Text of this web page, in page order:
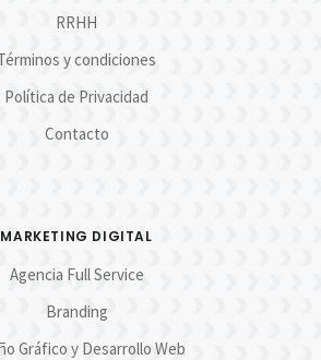
RRHH
y condiciones
Política de Privacidad
Contacto
MARKETING DIGITAL
Agencia Full Service
Branding
Gráfico y Desarrollo Web